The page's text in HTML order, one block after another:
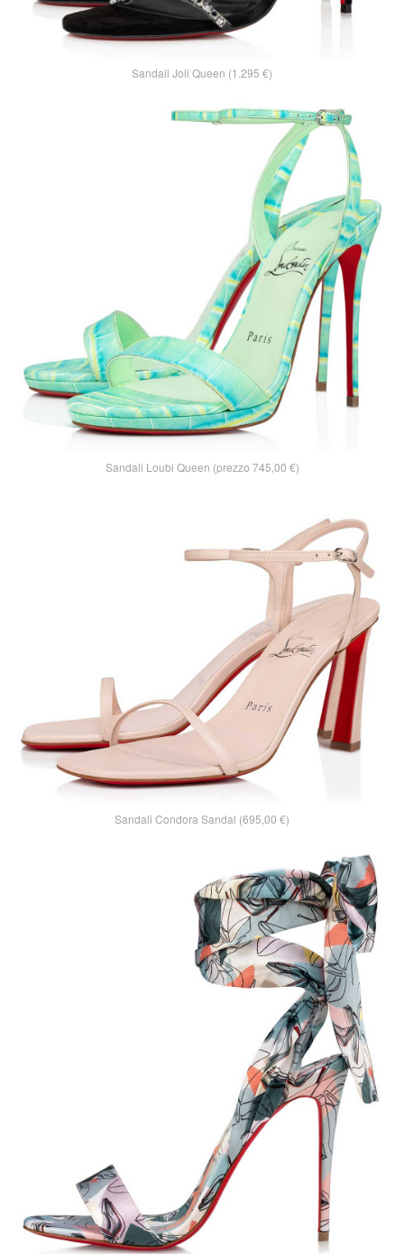
Sandali Joli Queen (1.295 €)
Sandali Loubi Queen (prezzo 745,00 €)
Sandali Condora Sandal (695,00 €)